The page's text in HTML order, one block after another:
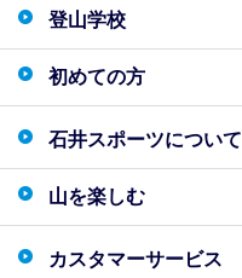
登山学校
初めての方
石井スポーツについて
山を楽しむ
カスタマーサービス